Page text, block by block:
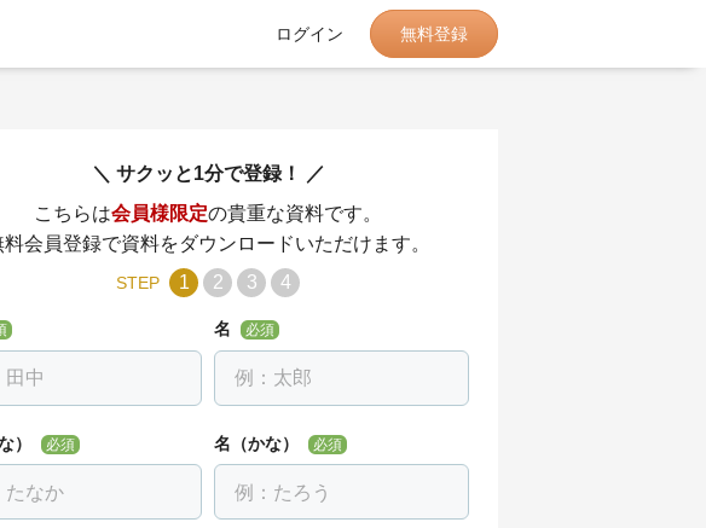
ログイン 無料登録
サクッと1分で登録！
こちらは会員様限定の貴重な資料です。
料会員登録で資料をダウンロードいただけます。
STEP 1 2 3 4
名 必須
） 必須 名（かな） 必須